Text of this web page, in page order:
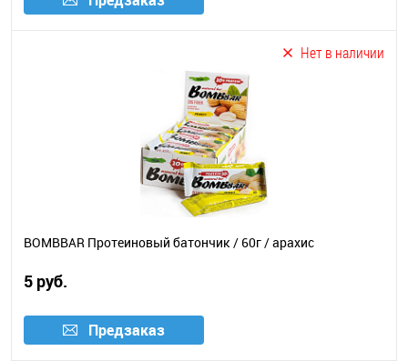
Нет в наличии
BOMBBAR Протеиновый батончик / 60г / арахис
5 руб.
Предзаказ